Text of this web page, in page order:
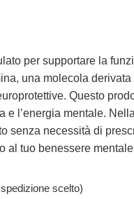
per supportare la
una molecola
Questo
l’energia mentale.
senza necessità di
al tuo benessere
scelto)